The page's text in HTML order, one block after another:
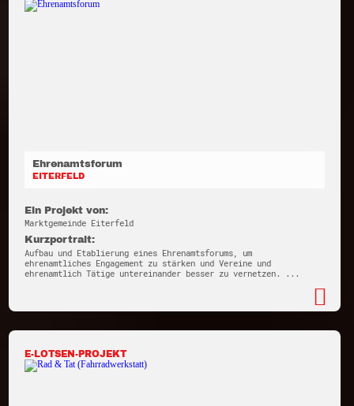
Ehrenamtsforum
EITERFELD
Ein Projekt von:
Marktgemeinde Eiterfeld
Kurzportrait:
Aufbau und Etablierung eines Ehrenamtsforums, um
ehrenamtliches Engagement zu stärken und Vereine und
ehrenamtlich Tätige untereinander besser zu vernetzen. ...
E-LOTSEN-PROJEKT